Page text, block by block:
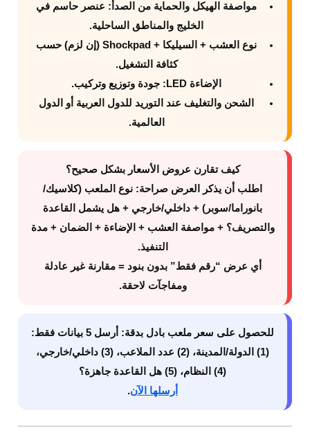
مواصفة الهيكل والحماية من الصدأ : عنصر حاسم في
الخليج والمناطق الساحلية.
نوع العشب + السيليكا + Shockpad
(إن لزم) حسب
كثافة التشغيل.
الإضاءة LED
: جودة وتوزيع وتركيب.
الشحن والتغليف عند التوريد للدول العربية أو الدول
العالمية.
كيف تقارن عروض الأسعار بشكل صحيح؟
اطلب أن يذكر العرض صراحة: نوع الملعب (كلاسيك/
بانوراما/سوبر) + داخلي/خارجي + هل يشمل القاعدة
والتصريف؟ + مواصفة العشب + الإضاءة + الضمان + مدة
التنفيذ.
أي عرض “رقم فقط” بدون بنود = مقارنة غير عادلة
ومفاجآت لاحقة.
للحصول على سعر ملعب بادل بدقة: أرسل 5 بيانات فقط:
(1) الدولة/المدينة، (2) عدد الملاعب، (3) داخلي/خارجي،
(4) النظام، (5) هل القاعدة جاهزة؟
أرسلها الآن.